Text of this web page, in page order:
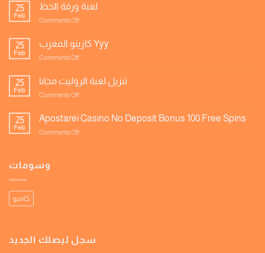
25
Feb
لعبة ورقة الحظ
Comments Offon
ورقة
الحظ
25
Feb
كازينو المغرب Yyy
Comments Offon
المغرب
Yyy
25
Feb
تنزيل لعبة الروليت مجانا
Comments Offon
لعبة
25
Feb
Apostarei Casino No Deposit Bonus 100 Free Spins
Comments Offon
وسومات
كاميو
سجل ليصلك الجديد